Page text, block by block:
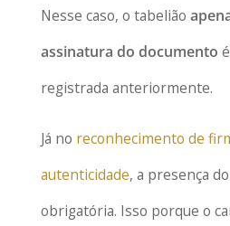
Nesse caso, o tabelião
assinatura do documento
registrada anteriormente.
Já no reconhecimento de
autenticidade, a presença
obrigatória. Isso porque o